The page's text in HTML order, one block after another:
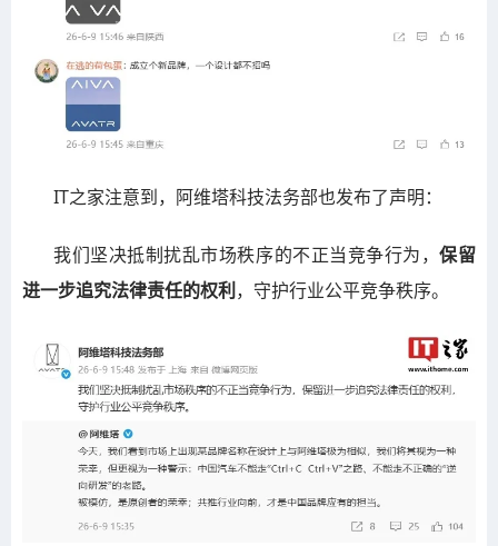
IT之家注意到，阿维塔科技法务部也发布了声明：
我们坚决抵制扰乱市场秩序的不正当竞争行为，保留
进一步追究法律责任的权利 ，守护行业公平竞争秩序。